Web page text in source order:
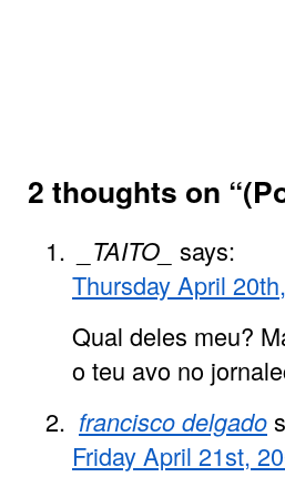
2 thoughts on “
_TAITO_ says:
Thursday April
Qual deles meu?
o teu avo no
francisco delgado
Friday April 21st,